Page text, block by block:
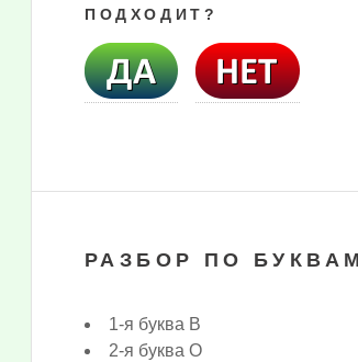
ПОДХОДИТ?
РАЗБОР ПО
1-я буква В
2-я буква О